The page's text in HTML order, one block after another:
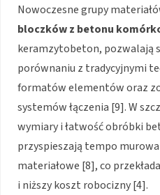
Nowoczesne grupy
bloczków z betonu
keramzytobeton, pozwalają
porównaniu z tradycyjnymi
formatów elementów oraz
systemów łączenia [9]. W
wymiary i łatwość obróbki
przyspieszają tempo
materiałowe [8], co
i niższy koszt robocizny [4].